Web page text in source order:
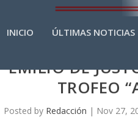
INICIO ÚLTIMAS NOTICIAS
EMILIO DE
TROFEO
Posted by Redacción | Nov 27,